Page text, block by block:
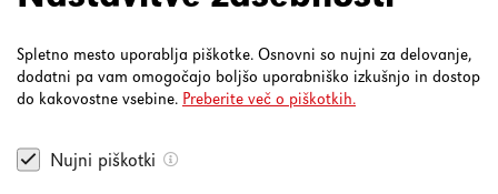
Spletno mesto uporablja piškotke. Osnovni so nujni za delovanje,
dodatni pa vam omogočajo boljšo uporabniško izkušnjo in dostop
do kakovostne vsebine. Preberite več o piškotkih.
Nujni piškotki